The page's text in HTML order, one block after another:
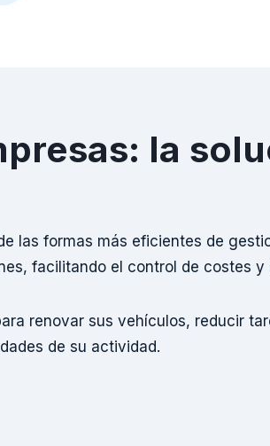
la
las formas más eficientes de
facilitando el control de costes
renovar sus vehículos, reducir
de su actividad.